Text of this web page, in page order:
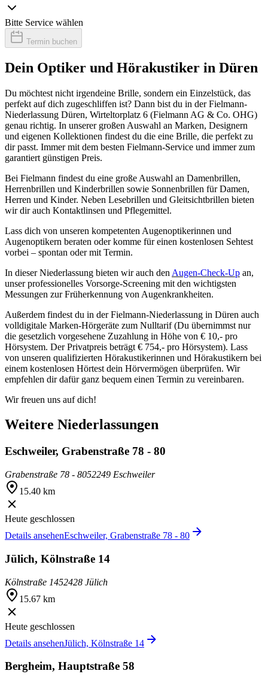
Bitte Service wählen
Termin buchen
Dein Optiker und Hörakustiker in Düren
Du möchtest nicht irgendeine Brille, sondern ein Einzelstück, das
perfekt auf dich zugeschliffen ist? Dann bist du in der Fielmann-
Niederlassung Düren, Wirteltorplatz 6 (Fielmann AG & Co. OHG)
genau richtig. In unserer großen Auswahl an Marken, Designern
und eigenen Kollektionen findest du die eine Brille, die perfekt zu
dir passt. Immer mit dem besten Fielmann-Service und immer zum
garantiert günstigen Preis.
Bei Fielmann findest du eine große Auswahl an Damenbrillen,
Herrenbrillen und Kinderbrillen sowie Sonnenbrillen für Damen,
Herren und Kinder. Neben Lesebrillen und Gleitsichtbrillen bieten
wir dir auch Kontaktlinsen und Pflegemittel.
Lass dich von unseren kompetenten Augenoptikerinnen und
Augenoptikern beraten oder komme für einen kostenlosen Sehtest
vorbei – spontan oder mit Termin.
In dieser Niederlassung bieten wir auch den Augen-Check-Up an,
unser professionelles Vorsorge-Screening mit den wichtigsten
Messungen zur Früherkennung von Augenkrankheiten.
Außerdem findest du in der Fielmann-Niederlassung in Düren auch
volldigitale Marken-Hörgeräte zum Nulltarif (Du übernimmst nur
die gesetzlich vorgesehene Zuzahlung in Höhe von € 10,- pro
Hörsystem. Der Privatpreis beträgt € 754,- pro Hörsystem). Lass
von unseren qualifizierten Hörakustikerinnen und Hörakustikern bei
einem kostenlosen Hörtest dein Hörvermögen überprüfen. Wir
empfehlen dir dafür ganz bequem einen Termin zu vereinbaren.
Wir freuen uns auf dich!
Weitere Niederlassungen
Eschweiler, Grabenstraße 78 - 80
Grabenstraße 78 - 8052249 Eschweiler
15.40 km
Heute geschlossen
Details ansehenEschweiler, Grabenstraße 78 - 80
Jülich, Kölnstraße 14
Kölnstraße 1452428 Jülich
15.67 km
Heute geschlossen
Details ansehenJülich, Kölnstraße 14
Bergheim, Hauptstraße 58